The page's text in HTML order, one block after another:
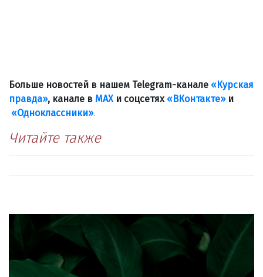
Больше новостей в нашем Telegram-канале «Курская
правда», канале в МАХ и соцсетях «ВКонтакте»и
«Одноклассники».
Читайте также